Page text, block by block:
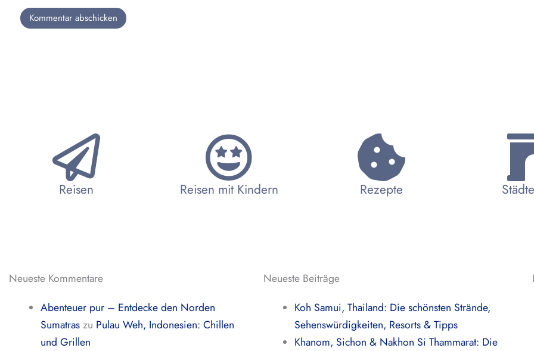
Reisen Reisen mit Kindern Rezepte
Neueste Kommentare
Abenteuer pur – Entdecke den Norden
Sumatraszu Pulau Weh, Indonesien: Chillen
und Grillen
Neueste Beiträge
Koh Samui, Thailand: Die schönsten Strände,
Sehenswürdigkeiten, Resorts & Tipps
Khanom, Sichon & Nakhon Si Thammarat: Die